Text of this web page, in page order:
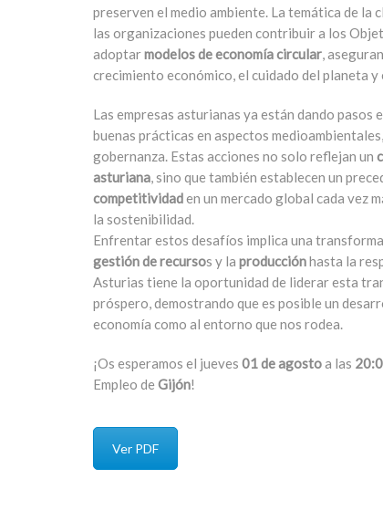
preserven el medio ambiente. La temática de la
las organizaciones pueden contribuir a los
adoptarmodelos de economía circular,
crecimiento económico, el cuidado del planeta
Las empresas asturianas ya están dando pasos
buenas prácticas en aspectos
gobernanza. Estas acciones no solo reflejan un
asturiana, sino que también establecen un
competitividaden un mercado global cada vez
la sostenibilidad.
Enfrentar estos desafíos implica una
gestión de recursos y la producciónhasta la
Asturias tiene la oportunidad de liderar esta
próspero, demostrando que es posible un
economía como al entorno que nos rodea.
¡Os esperamos el jueves 01 de agostoa las
Empleo de Gijón!
Ver PDF